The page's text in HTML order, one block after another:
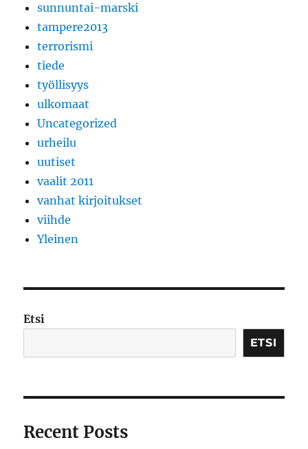
sunnuntai-marski
tampere2013
terrorismi
tiede
työllisyys
ulkomaat
Uncategorized
urheilu
uutiset
vaalit 2011
vanhat kirjoitukset
viihde
Yleinen
Etsi
ETSI
Recent Posts